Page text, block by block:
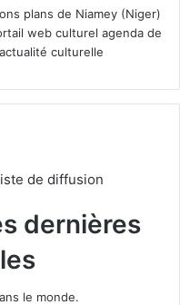
plans de Niamey (Niger)
web culturel agenda de
culturelle
de diffusion
dernières
le monde.